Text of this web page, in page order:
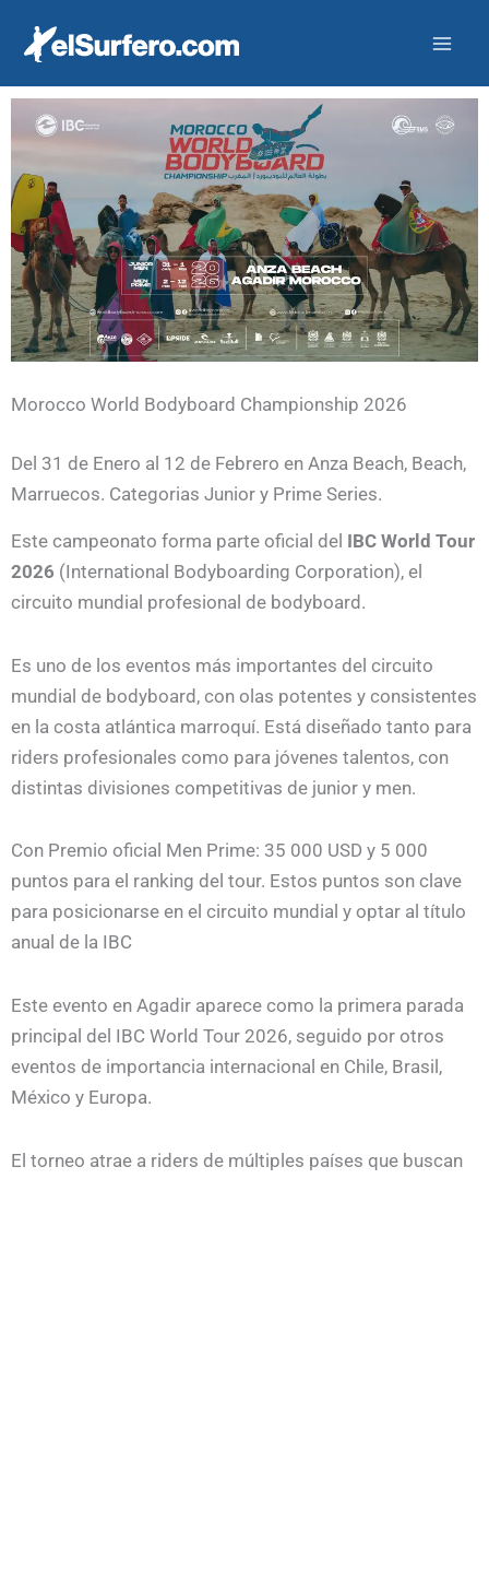
Morocco World Bodyboard Championship 2026
Del 31 de Enero al 12 de Febrero en Anza Beach, Beach,
Marruecos. Categorias Junior y Prime Series.
Este campeonato forma parte oficial del IBC World Tour
2026 (International Bodyboarding Corporation), el
circuito mundial profesional de bodyboard.
Es uno de los eventos más importantes del circuito
mundial de bodyboard, con olas potentes y consistentes
en la costa atlántica marroquí. Está diseñado tanto para
riders profesionales como para jóvenes talentos, con
distintas divisiones competitivas de junior y men.
Con Premio oficial Men Prime: 35 000 USD y 5 000
puntos para el ranking del tour. Estos puntos son clave
para posicionarse en el circuito mundial y optar al título
anual de la IBC
Este evento en Agadir aparece como la primera parada
principal del IBC World Tour 2026, seguido por otros
eventos de importancia internacional en Chile, Brasil,
México y Europa.
El torneo atrae a riders de múltiples países que buscan